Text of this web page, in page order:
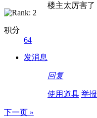
积分
64
发消息
楼主太厉害了
回复
使用道具 举报
下一页 »